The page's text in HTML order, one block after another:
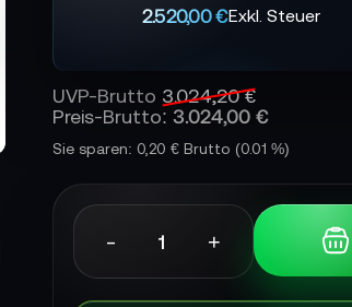
2.520,00 €
UVP-Brutto 3.024,20 €
Preis-Brutto:3.024,00 €
Sie sparen: 0,20 € Brutto (0.01 %)
- +